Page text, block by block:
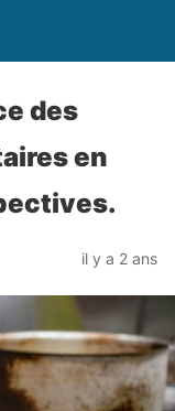
des
en
il y a 2 ans